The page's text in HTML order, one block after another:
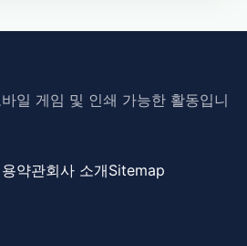
일 게임 및 인쇄 가능한 활동입니
약관회사 소개Sitemap